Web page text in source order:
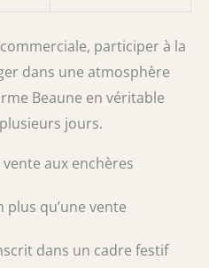
participer à la
dans une atmosphère
Beaune en véritable
jours.
aux enchères
plus qu’une vente
dans un cadre festif